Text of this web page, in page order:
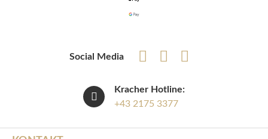
Social Media
Kracher Hotline:
+43 2175 3377